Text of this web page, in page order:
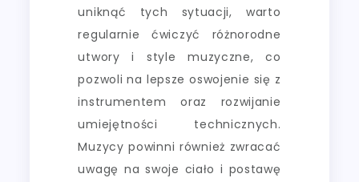
uniknąć tych sytuacji, warto
regularnie ćwiczyć różnorodne
utwory i style muzyczne, co
pozwoli na lepsze oswojenie się z
instrumentem oraz rozwijanie
umiejętności technicznych.
Muzycy powinni również zwracać
uwagę na swoje ciało i postawę